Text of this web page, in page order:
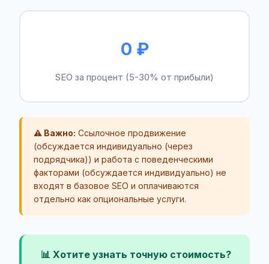
0 ₽
SEO за процент (5-30% от прибыли)
⚠️ Важно: Ссылочное продвижение
(обсуждается индивидуально (через
подрядчика)) и работа с поведенческими
факторами (обсуждается индивидуально) не
входят в базовое SEO и оплачиваются
отдельно как опциональные услуги.
📊 Хотите узнать точную стоимость?